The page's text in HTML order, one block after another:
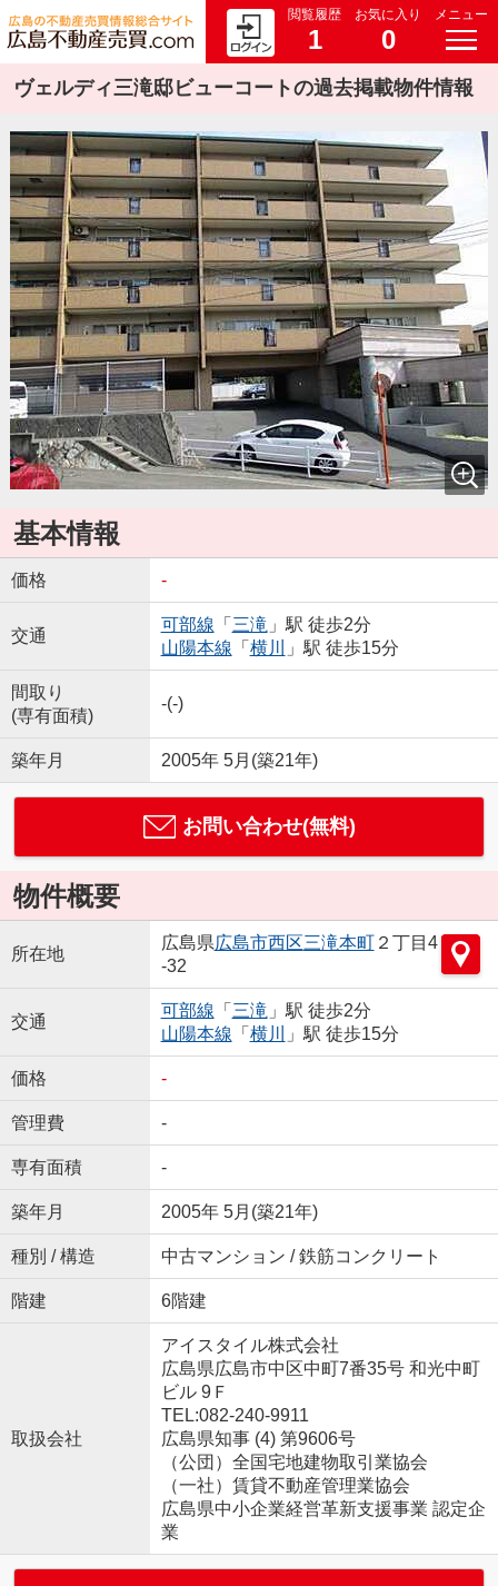
閲覧履歴
1
お気に入り
0
メニュー
ヴェルディ三滝邸ビューコートの過去掲載物件情報
基本情報
価格 -
交通
可部線 「 三滝 」駅 徒歩2分
山陽本線 「 横川 」駅 徒歩15分
間取り
(専有面積)
-(-)
築年月 2005年 5月(築21年)
お問い合わせ(無料)
物件概要
所在地
広島県広島市西区三滝本町２丁目4
-32
交通
可部線 「 三滝 」駅 徒歩2分
山陽本線 「 横川 」駅 徒歩15分
価格 -
管理費 -
専有面積 -
築年月 2005年 5月(築21年)
種別 / 構造 中古マンション / 鉄筋コンクリート
階建 6階建
取扱会社
アイスタイル株式会社
広島県広島市中区中町7番35号 和光中町
ビル 9Ｆ
TEL:082-240-9911
広島県知事 (4) 第9606号
（公団）全国宅地建物取引業協会
（一社）賃貸不動産管理業協会
広島県中小企業経営革新支援事業 認定企
業